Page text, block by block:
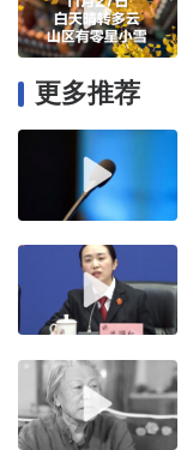
更多推荐